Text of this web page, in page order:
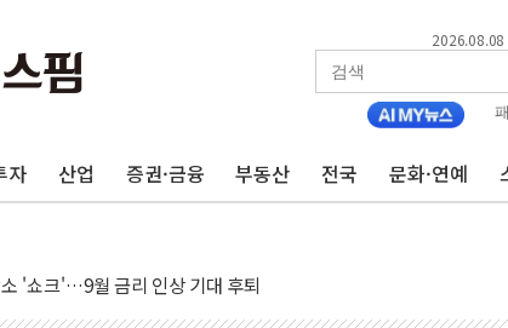
2026.08.08
자 산업 증권·금융 부동산 전국 문화·연예
준 금리 인상 가능성 낮아지며 상승… STOXX 600 지수는 나흘 연
소에 9월 동결 전망 우세